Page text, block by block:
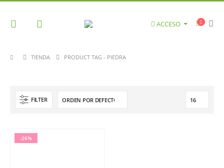
ACCESO
TIENDA PRODUCT TAG - PIEDRA
FILTER
-26%